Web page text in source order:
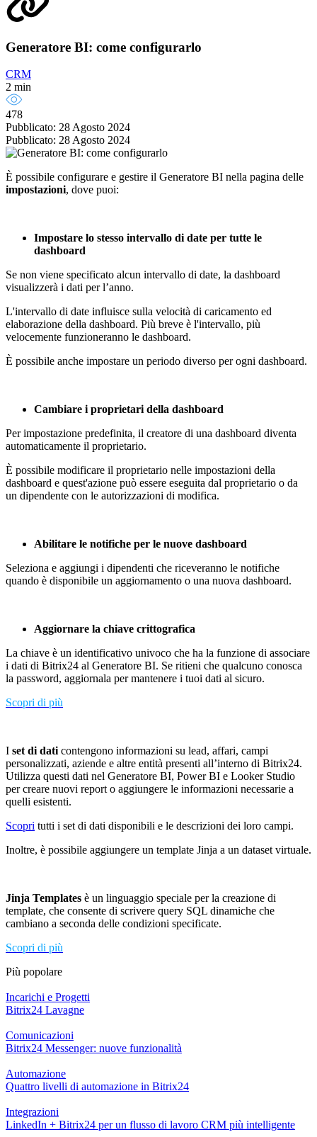
Generatore BI: come configurarlo
CRM
2 min
478
Pubblicato: 28 Agosto 2024
Pubblicato: 28 Agosto 2024
È possibile configurare e gestire il Generatore BI nella pagina delle
impostazioni, dove puoi:
Impostare lo stesso intervallo di date per tutte le
dashboard
Se non viene specificato alcun intervallo di date, la dashboard
visualizzerà i dati per l’anno.
L'intervallo di date influisce sulla velocità di caricamento ed
elaborazione della dashboard. Più breve è l'intervallo, più
velocemente funzioneranno le dashboard.
È possibile anche impostare un periodo diverso per ogni dashboard.
Cambiare i proprietari della dashboard
Per impostazione predefinita, il creatore di una dashboard diventa
automaticamente il proprietario.
È possibile modificare il proprietario nelle impostazioni della
dashboard e quest'azione può essere eseguita dal proprietario o da
un dipendente con le autorizzazioni di modifica.
Abilitare le notifiche per le nuove dashboard
Seleziona e aggiungi i dipendenti che riceveranno le notifiche
quando è disponibile un aggiornamento o una nuova dashboard.
Aggiornare la chiave crittografica
La chiave è un identificativo univoco che ha la funzione di associare
i dati di Bitrix24 al Generatore BI. Se ritieni che qualcuno conosca
la password, aggiornala per mantenere i tuoi dati al sicuro.
Scopri di più
I set di daticontengono informazioni su lead, affari, campi
personalizzati, aziende e altre entità presenti all’interno di Bitrix24.
Utilizza questi dati nel Generatore BI, Power BI e Looker Studio
per creare nuovi report o aggiungere le informazioni necessarie a
quelli esistenti.
Scopri tutti i set di dati disponibili e le descrizioni dei loro campi.
Inoltre, è possibile aggiungere un template Jinja a un dataset virtuale.
Jinja Templates è un linguaggio speciale per la creazione di
template, che consente di scrivere query SQL dinamiche che
cambiano a seconda delle condizioni specificate.
Scopri di più
Più popolare
Incarichi e Progetti
Bitrix24 Lavagne
Comunicazioni
Bitrix24 Messenger: nuove funzionalità
Automazione
Quattro livelli di automazione in Bitrix24
Integrazioni
LinkedIn + Bitrix24 per un flusso di lavoro CRM più intelligente